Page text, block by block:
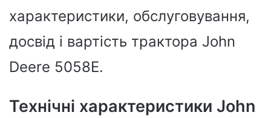
характеристики, обслуговування,
досвід і вартість трактора John
Deere 5058E.
Технічні характеристики John